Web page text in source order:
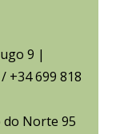
9 |
+34 699 818
do Norte 95